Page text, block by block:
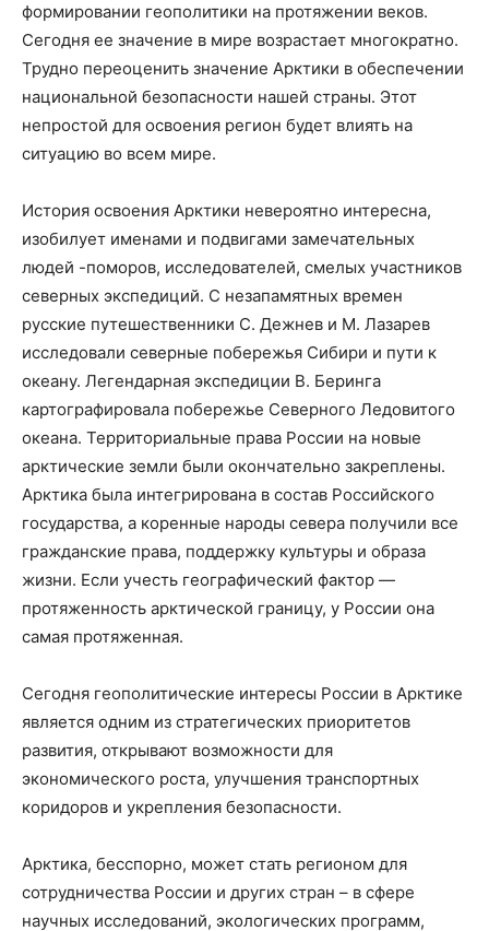
формировании геополитики на протяжении веков.
Сегодня ее значение в мире возрастает многократно.
Трудно переоценить значение Арктики в обеспечении
национальной безопасности нашей страны. Этот
непростой для освоения регион будет влиять на
ситуацию во всем мире.
История освоения Арктики невероятно интересна,
изобилует именами и подвигами замечательных
людей -поморов, исследователей, смелых участников
северных экспедиций. С незапамятных времен
русские путешественники С. Дежнев и М. Лазарев
исследовали северные побережья Сибири и пути к
океану. Легендарная экспедиции В. Беринга
картографировала побережье Северного Ледовитого
океана. Территориальные права России на новые
арктические земли были окончательно закреплены.
Арктика была интегрирована в состав Российского
государства, а коренные народы севера получили все
гражданские права, поддержку культуры и образа
жизни. Если учесть географический фактор —
протяженность арктической границу, у России она
самая протяженная.
Сегодня геополитические интересы России в Арктике
является одним из стратегических приоритетов
развития, открывают возможности для
экономического роста, улучшения транспортных
коридоров и укрепления безопасности.
Арктика, бесспорно, может стать регионом для
сотрудничества России и других стран – в сфере
научных исследований, экологических программ,